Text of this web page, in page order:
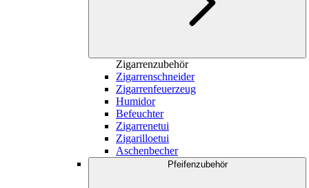
Zigarrenzubehör
Zigarrenschneider
Zigarrenfeuerzeug
Humidor
Befeuchter
Zigarrenetui
Zigarilloetui
Aschenbecher
Pfeifenzubehör